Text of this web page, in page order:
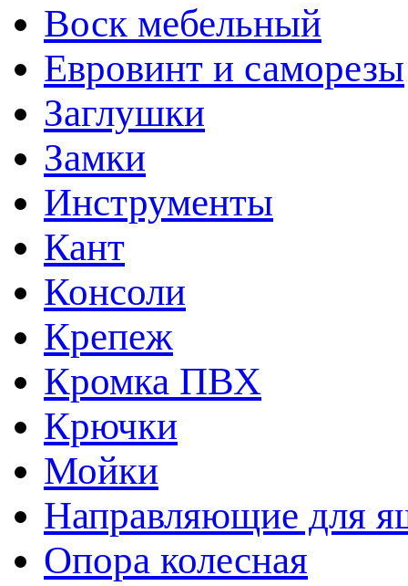
Воск мебельный
Евровинт и саморезы
Заглушки
Замки
Инструменты
Кант
Консоли
Крепеж
Кромка ПВХ
Крючки
Мойки
Направляющие для
Опора колесная